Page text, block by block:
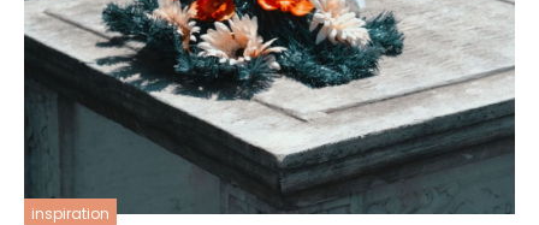
inspiration